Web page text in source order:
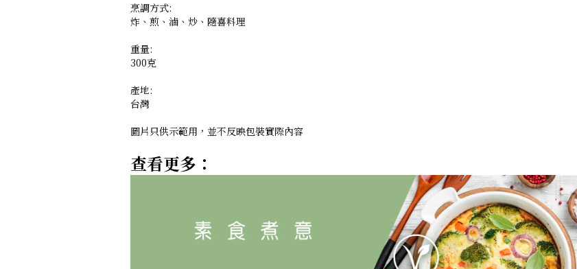
烹調方式:
炸、煎、滷、炒、隨喜料理
重量:
300克
產地:
台灣
圖片只供示範用，並不反映包裝實際內容
查看更多：